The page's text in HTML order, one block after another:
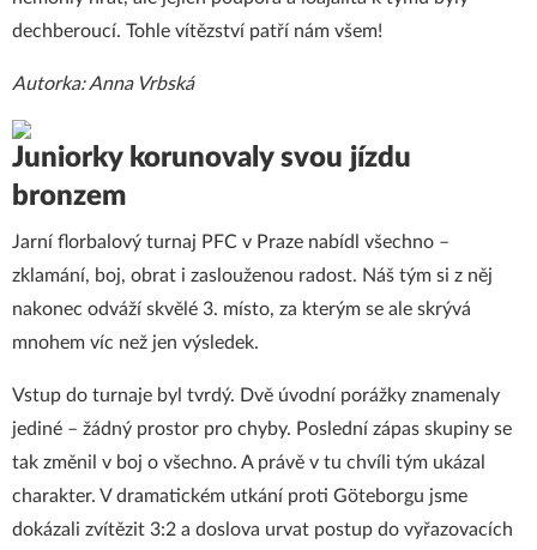
dechberoucí. Tohle vítězství patří nám všem!
Autorka: Anna Vrbská
Juniorky korunovaly svou jízdu
bronzem
Jarní florbalový turnaj PFC v Praze nabídl všechno –
zklamání, boj, obrat i zaslouženou radost. Náš tým si z něj
nakonec odváží skvělé 3. místo, za kterým se ale skrývá
mnohem víc než jen výsledek.
Vstup do turnaje byl tvrdý. Dvě úvodní porážky znamenaly
jediné – žádný prostor pro chyby. Poslední zápas skupiny se
tak změnil v boj o všechno. A právě v tu chvíli tým ukázal
charakter. V dramatickém utkání proti Göteborgu jsme
dokázali zvítězit 3:2 a doslova urvat postup do vyřazovacích